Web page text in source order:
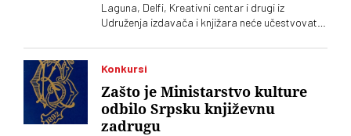
Laguna, Delfi, Kreativni centar i drugi iz
Udruženja izdavača i knjižara neće učestvovati
još prošle godine doneli Clio, Arhipelag,
Geopopetika i drugi iz Udruženja profesionalnih
Konkursi
Zašto je Ministarstvo kulture
odbilo Srpsku književnu
zadrugu